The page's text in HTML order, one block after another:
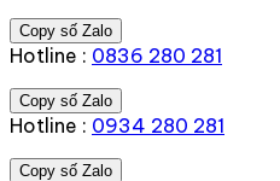
Copy số Zalo
Hotline : 0836 280 281
Copy số Zalo
Hotline : 0934 280 281
Copy số Zalo